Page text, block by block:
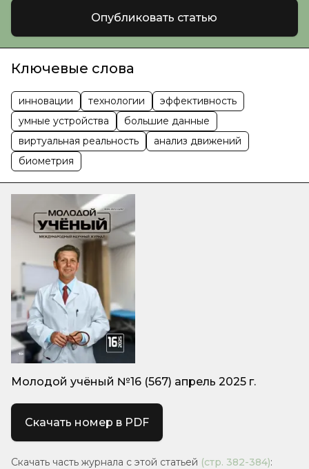
Опубликовать статью
Ключевые слова
инновации технологии
эффективность
умные устройства
большие данные
виртуальная реальность
анализ движений
биометрия
Молодой учёный №16 (567) апрель 2025 г.
Скачать номер в PDF
Скачать часть журнала с этой статьей (стр. 382-384):